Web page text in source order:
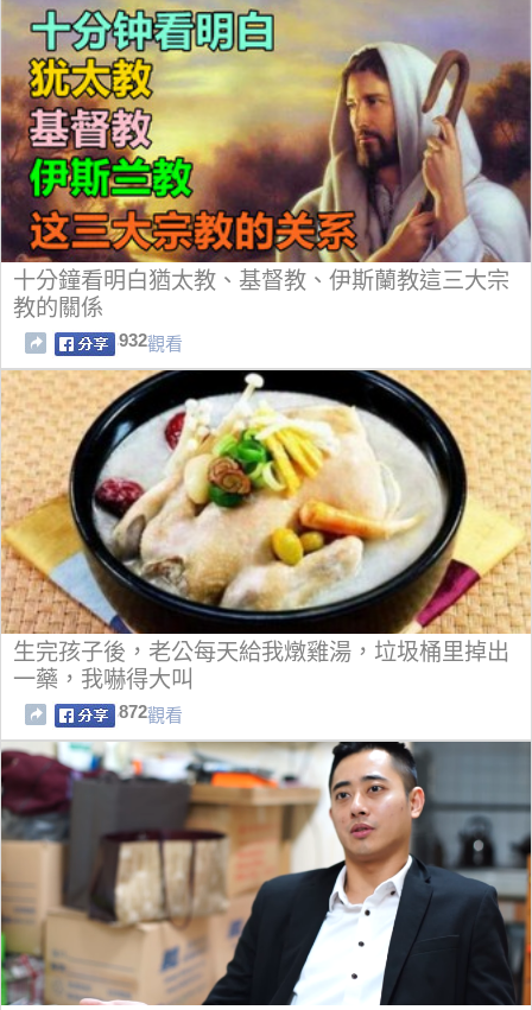
十分鐘看明白猶太教、基督教、伊斯蘭教這三大宗
教的關係
932觀看
生完孩子後，老公每天給我燉雞湯，垃圾桶里掉出
一藥，我嚇得大叫
872觀看